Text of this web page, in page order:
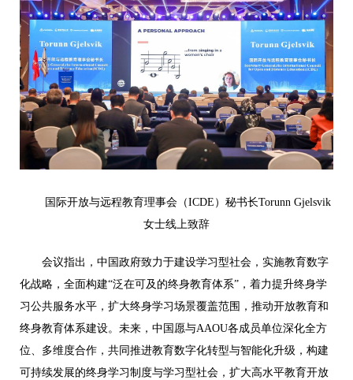
国际开放与远程教育理事会（ICDE）秘书长Torunn Gjelsvik
女士线上致辞
会议指出，中国政府致力于建设学习型社会，实施教育数字
化战略，全面构建“泛在可及的终身教育体系”，着力提升终身学
习公共服务水平，扩大终身学习场景覆盖范围，推动开放教育和
终身教育体系建设。未来，中国愿与AAOU各成员单位深化全方
位、多维度合作，共同推进教育数字化转型与智能化升级，构建
可持续发展的终身学习制度与学习型社会，扩大高水平教育开放